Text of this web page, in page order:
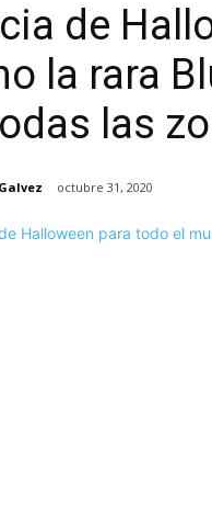
de
la rara
las
octubre 31, 2020